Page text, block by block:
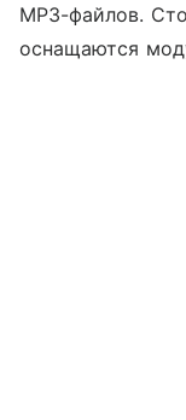
MP3-файлов.
оснащаются